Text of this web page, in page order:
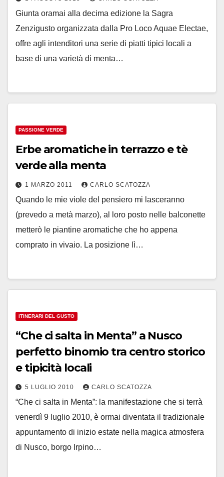
Giunta oramai alla decima edizione la Sagra
Zenzigusto organizzata dalla Pro Loco Aquae Electae,
offre agli intenditori una serie di piatti tipici locali a
base di una varietà di menta…
PASSIONE VERDE
Erbe aromatiche in terrazzo e tè
verde alla menta
1 MARZO 2011 CARLO SCATOZZA
Quando le mie viole del pensiero mi lasceranno
(prevedo a metà marzo), al loro posto nelle balconette
metterò le piantine aromatiche che ho appena
comprato in vivaio. La posizione lì…
ITINERARI DEL GUSTO
“Che ci salta in Menta” a Nusco
perfetto binomio tra centro storico
e tipicità locali
5 LUGLIO 2010 CARLO SCATOZZA
“Che ci salta in Menta”: la manifestazione che si terrà
venerdì 9 luglio 2010, è ormai diventata il tradizionale
appuntamento di inizio estate nella magica atmosfera
di Nusco, borgo Irpino…